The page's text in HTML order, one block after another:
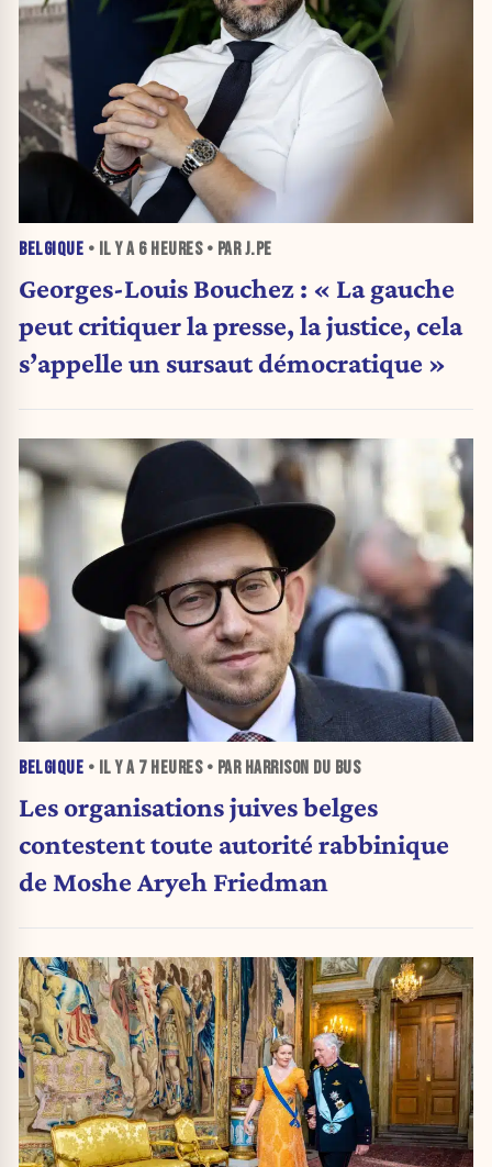
BELGIQUE • IL Y A 6 HEURES• PAR J.PE
Georges-Louis Bouchez : « La gauche
peut critiquer la presse, la justice, cela
s’appelle un sursaut démocratique »
BELGIQUE • IL Y A 7 HEURES• PAR HARRISON DU BUS
Les organisations juives belges
contestent toute autorité rabbinique
de Moshe Aryeh Friedman